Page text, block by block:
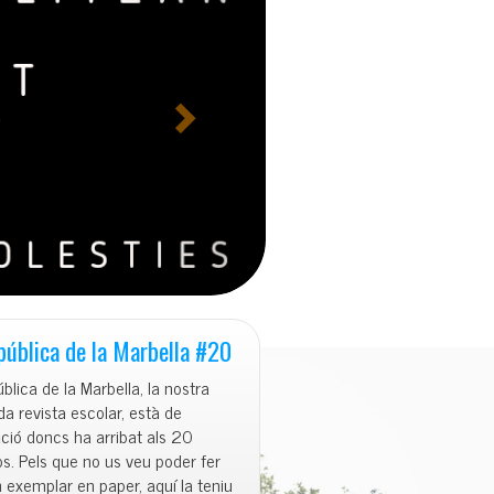
n
de la Marbella #20
de la Marbella, la nostra
revista escolar, està de
doncs ha arribat als 20
Pels que no us veu poder fer
exemplar en paper, aquí la teniu